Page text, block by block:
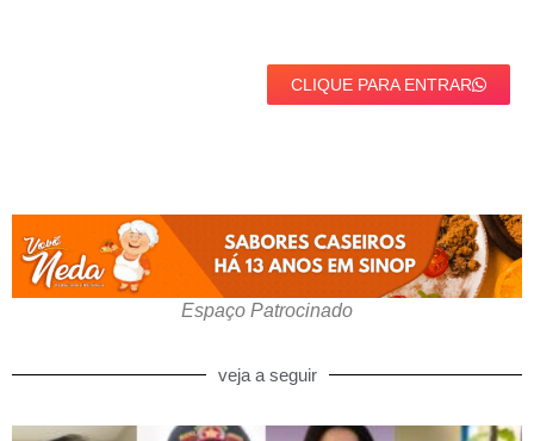
CLIQUE PARA ENTRAR
Espaço Patrocinado
veja a seguir